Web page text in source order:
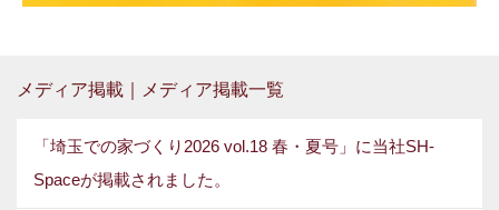
メディア掲載｜メディア掲載一覧
「埼玉での家づくり2026 vol.18 春・夏号」に当社SH-
Spaceが掲載されました。